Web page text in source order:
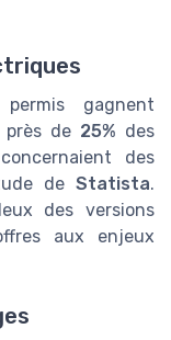
gagnent
près de 25% des
des
de Statista.
des versions
aux enjeux